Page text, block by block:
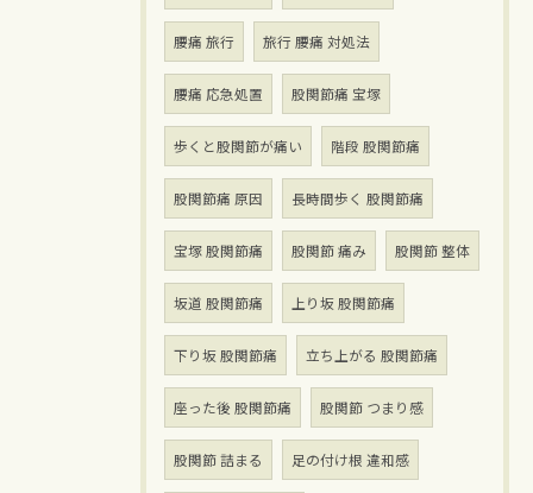
腰痛 旅行 旅行 腰痛 対処法
腰痛 応急処置 股関節痛 宝塚
歩くと股関節が痛い 階段 股関節痛
股関節痛 原因 長時間歩く 股関節痛
宝塚 股関節痛 股関節 痛み 股関節 整体
坂道 股関節痛 上り坂 股関節痛
下り坂 股関節痛 立ち上がる 股関節痛
座った後 股関節痛 股関節 つまり感
股関節 詰まる 足の付け根 違和感